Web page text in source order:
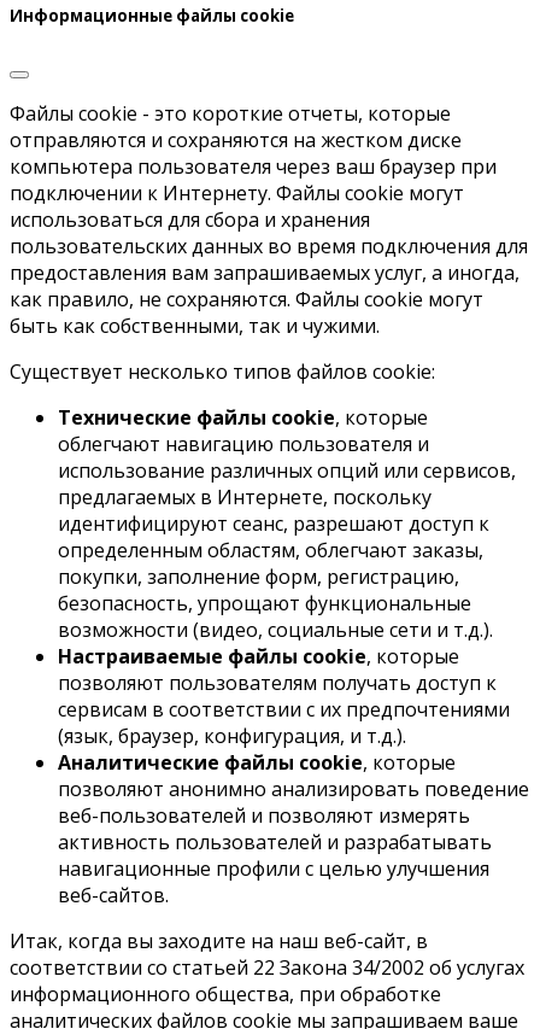
Информационные файлы cookie
Файлы cookie - это короткие отчеты, которые
отправляются и сохраняются на жестком диске
компьютера пользователя через ваш браузер при
подключении к Интернету. Файлы cookie могут
использоваться для сбора и хранения
пользовательских данных во время подключения для
предоставления вам запрашиваемых услуг, а иногда,
как правило, не сохраняются. Файлы cookie могут
быть как собственными, так и чужими.
Существует несколько типов файлов cookie:
Технические файлы cookie, которые
облегчают навигацию пользователя и
использование различных опций или сервисов,
предлагаемых в Интернете, поскольку
идентифицируют сеанс, разрешают доступ к
определенным областям, облегчают заказы,
покупки, заполнение форм, регистрацию,
безопасность, упрощают функциональные
возможности (видео, социальные сети и т.д.).
Настраиваемые файлы cookie, которые
позволяют пользователям получать доступ к
сервисам в соответствии с их предпочтениями
(язык, браузер, конфигурация, и т.д.).
Аналитические файлы cookie, которые
позволяют анонимно анализировать поведение
веб-пользователей и позволяют измерять
активность пользователей и разрабатывать
навигационные профили с целью улучшения
веб-сайтов.
Итак, когда вы заходите на наш веб-сайт, в
соответствии со статьей 22 Закона 34/2002 об услугах
информационного общества, при обработке
аналитических файлов cookie мы запрашиваем ваше